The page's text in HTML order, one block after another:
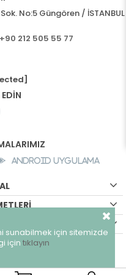
No:5 Güngören / İSTANBUL
+90 212 505 55 77
Android Uygulama
saklıdır.
sunabilmek için sitemizde
için tıklayın